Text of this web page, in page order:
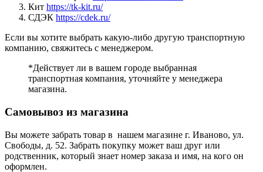
Кит https://tk-kit.ru/
СДЭК https://cdek.ru/
Если вы хотите выбрать какую-либо другую транспортную
компанию, свяжитесь с менеджером.
*Действует ли в вашем городе выбранная
транспортная компания, уточняйте у менеджера
магазина.
Самовывоз из магазина
Вы можете забрать товар в нашем магазине г. Иваново, ул.
Свободы, д. 52. Забрать покупку может ваш друг или
родственник, который знает номер заказа и имя, на кого он
оформлен.